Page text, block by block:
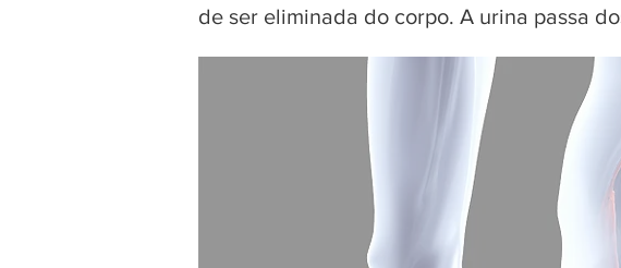
de ser eliminada do corpo. A urina passa